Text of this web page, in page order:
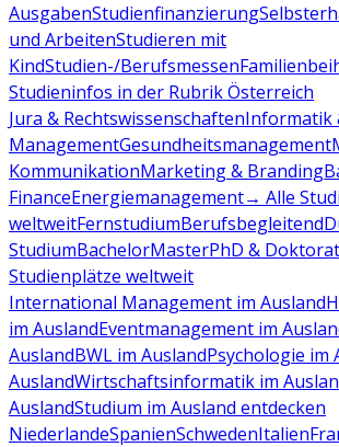
AusgabenStudienfinanzierung
und ArbeitenStudieren mit
KindStudien-/Berufsmessen
Studieninfos in der Rubrik Österreich
Jura & RechtswissenschaftenInformatik
ManagementGesundheitsmanagement
KommunikationMarketing & Branding
FinanceEnergiemanagement→ Alle
weltweitFernstudiumBerufsbegleitend
StudiumBachelorMasterPhD & Doktorat
Studienplätze weltweit
International Management im Ausland
im AuslandEventmanagement im
AuslandBWL im AuslandPsychologie im
AuslandWirtschaftsinformatik im
AuslandStudium im Ausland entdecken
NiederlandeSpanienSchwedenItalien